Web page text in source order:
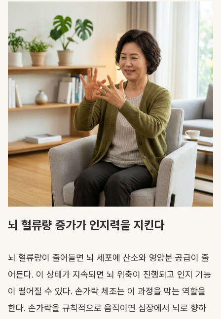
뇌 혈류량 증가가 인지력을 지킨다
뇌 혈류량이 줄어들면 뇌 세포에 산소와 영양분 공급이 줄
어든다. 이 상태가 지속되면 뇌 위축이 진행되고 인지 기능
이 떨어질 수 있다. 손가락 체조는 이 과정을 막는 역할을
한다. 손가락을 규칙적으로 움직이면 심장에서 뇌로 향하